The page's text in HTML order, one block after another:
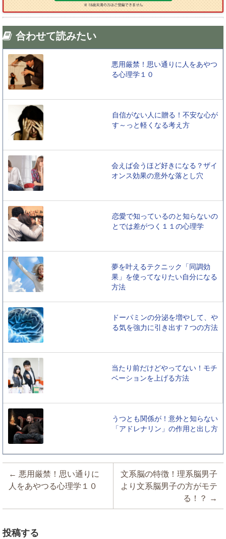
合わせて読みたい
悪用厳禁！思い通りに人をあやつ
る心理学１０
自信がない人に贈る！不安な心が
す～っと軽くなる考え方
会えば会うほど好きになる？ザイ
オンス効果の意外な落とし穴
恋愛で知っているのと知らないの
とでは差がつく１１の心理学
夢を叶えるテクニック「同調効
果」を使ってなりたい自分になる
方法
ドーパミンの分泌を増やして、や
る気を強力に引き出す７つの方法
当たり前だけどやってない！モチ
ベーションを上げる方法
うつとも関係が！意外と知らない
「アドレナリン」の作用と出し方
← 悪用厳禁！思い通りに
人をあやつる心理学１０
文系脳の特徴！理系脳男子
より文系脳男子の方がモテ
る！？
→
投稿する